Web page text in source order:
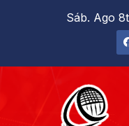
Sáb. Ago